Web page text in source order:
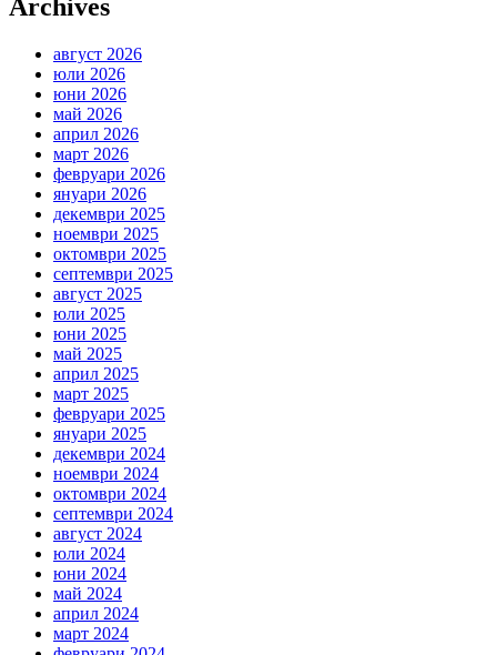
Archives
август 2026
юли 2026
юни 2026
май 2026
април 2026
март 2026
февруари 2026
януари 2026
декември 2025
ноември 2025
октомври 2025
септември 2025
август 2025
юли 2025
юни 2025
май 2025
април 2025
март 2025
февруари 2025
януари 2025
декември 2024
ноември 2024
октомври 2024
септември 2024
август 2024
юли 2024
юни 2024
май 2024
април 2024
март 2024